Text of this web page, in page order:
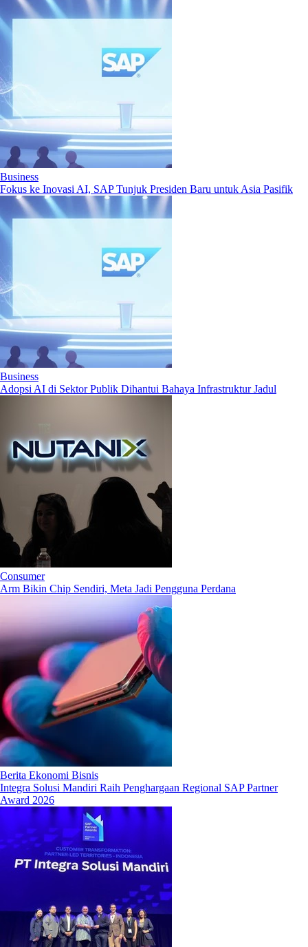
Business
Fokus ke Inovasi AI, SAP Tunjuk Presiden Baru untuk Asia Pasifik
Business
Adopsi AI di Sektor Publik Dihantui Bahaya Infrastruktur Jadul
Consumer
Arm Bikin Chip Sendiri, Meta Jadi Pengguna Perdana
Berita Ekonomi Bisnis
Integra Solusi Mandiri Raih Penghargaan Regional SAP Partner
Award 2026